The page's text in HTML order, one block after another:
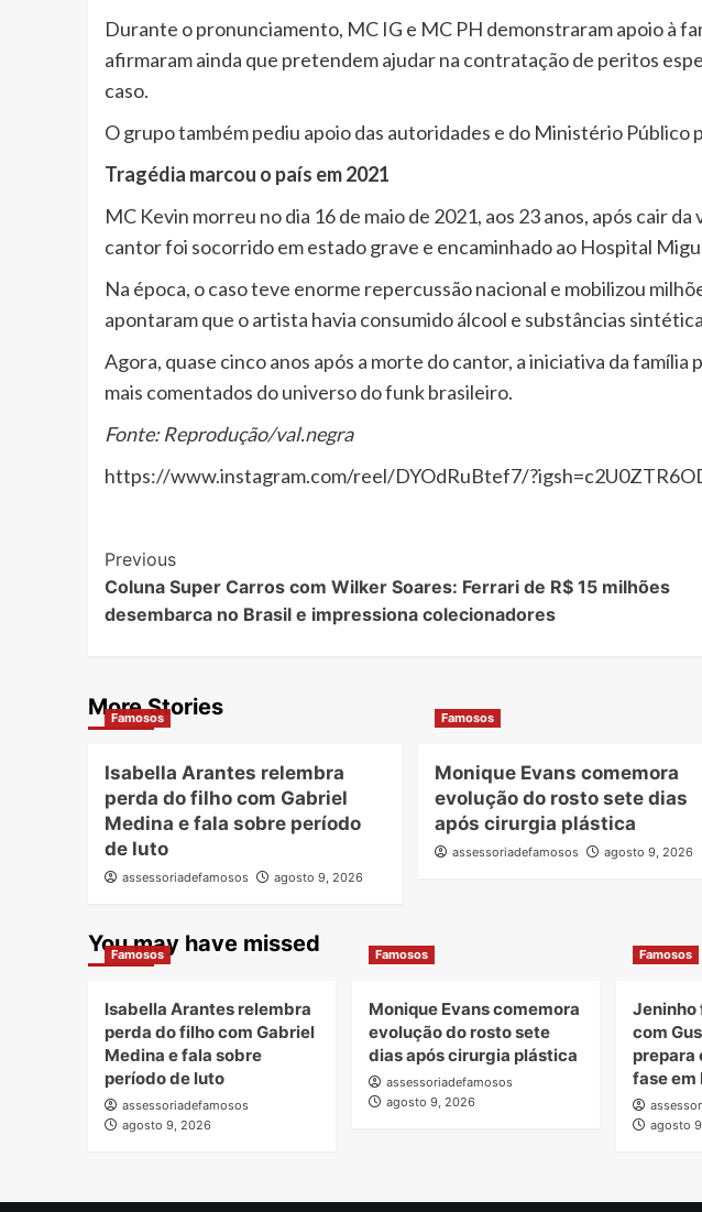
Durante o pronunciamento, MC IG e MC PH demonstraram apoio à
afirmaram ainda que pretendem ajudar na contratação de peritos
caso.
O grupo também pediu apoio das autoridades e do Ministério Público
Tragédia marcou o país em 2021
MC Kevin morreu no dia 16 de maio de 2021, aos 23 anos, após cair
cantor foi socorrido em estado grave e encaminhado ao Hospital
Na época, o caso teve enorme repercussão nacional e mobilizou
apontaram que o artista havia consumido álcool e substâncias
Agora, quase cinco anos após a morte do cantor, a iniciativa da
mais comentados do universo do funk brasileiro.
Fonte: Reprodução/val.negra
https://www.instagram.com/reel/DYOdRuBtef7/
Post
Navigation
Previous
Coluna Super Carros com Wilker Soares: Ferrari de R$ 15 milhões
desembarca no Brasil e impressiona colecionadores
More Stories
Famosos
Isabella Arantes relembra
perda do filho com Gabriel
Medina e fala sobre período
de luto
assessoriadefamosos agosto 9, 2026
Famosos
Monique Evans comemora
evolução do rosto sete dias
após cirurgia plástica
assessoriadefamosos agosto 9, 2026
You may have missed
Famosos
Isabella Arantes relembra
perda do filho com Gabriel
Medina e fala sobre
período de luto
assessoriadefamosos
agosto 9, 2026
Famosos
Monique Evans comemora
evolução do rosto sete
dias após cirurgia plástica
assessoriadefamosos
agosto 9, 2026
Famosos
Jeninho
com
prepara
fase em
agosto